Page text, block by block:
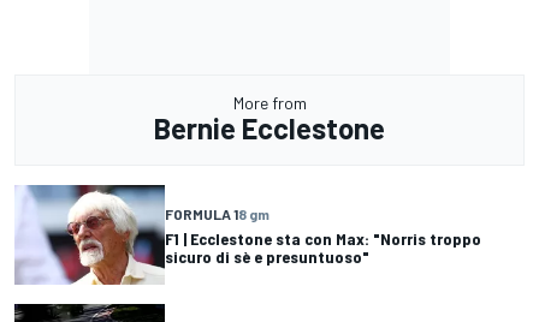
More from
Bernie Ecclestone
FORMULA 18 gm
F1 | Ecclestone sta con Max: "Norris troppo
sicuro di sè e presuntuoso"